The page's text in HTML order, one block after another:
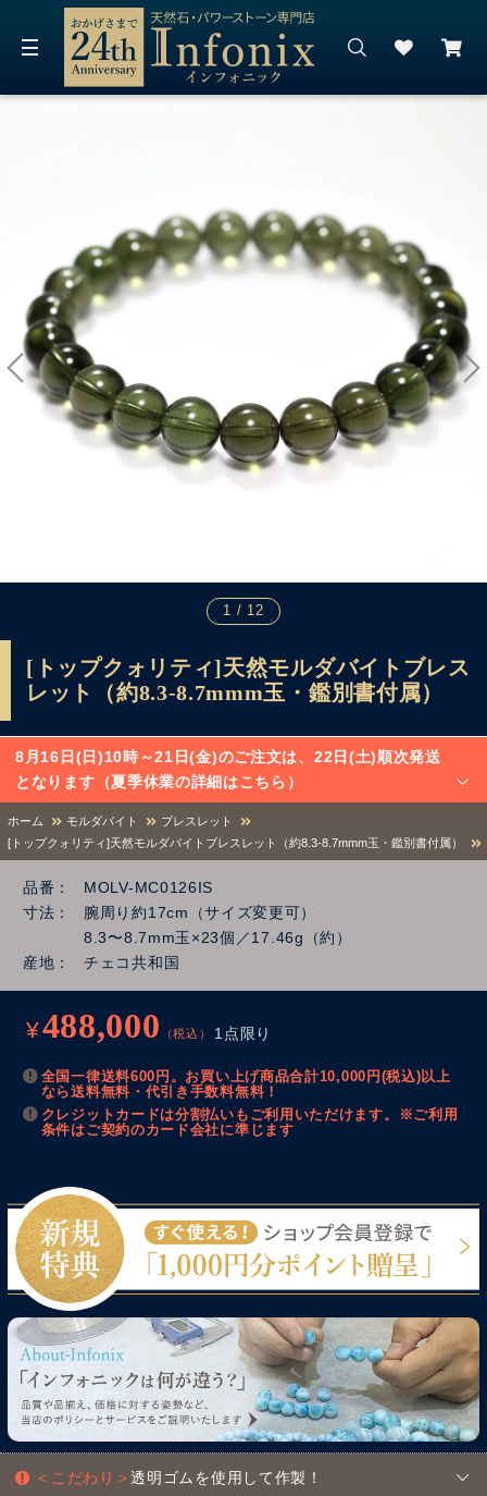
1 / 12
[トップクォリティ]天然モルダバイトブレス
レット（約8.3-8.7mmm玉・鑑別書付属）
8月16日(日)10時～21日(金)のご注文は、22日(土)順次発送
となります（夏季休業の詳細はこちら）
ホーム モルダバイト
ブレスレット
[トップクォリティ]天然モルダバイトブレスレット（約8.3-8.7mmm玉・鑑別書付属）
品番
MOLV-MC0126IS
寸法
腕周り約17cm（サイズ変更可）
8.3〜8.7mm玉×23個／17.46g（約）
産地
チェコ共和国
¥488,000 （税込） 1点限り
全国一律送料600円。お買い上げ商品合計10,000円(税込)以上
なら送料無料・代引き手数料無料！
クレジットカードは分割払いもご利用いただけます。※ご利用
条件はご契約のカード会社に準じます
＜こだわり＞透明ゴムを使用して作製！